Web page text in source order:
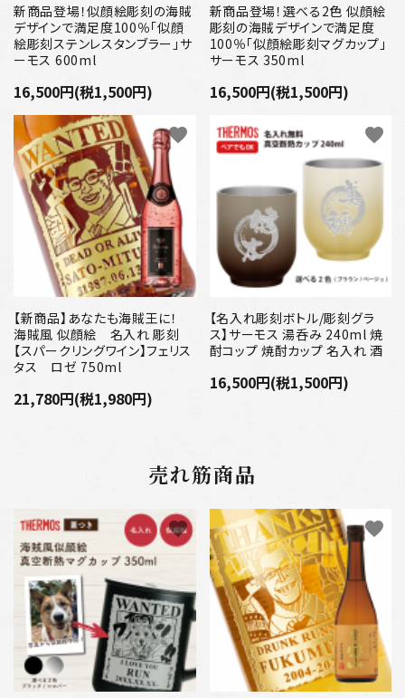
新商品登場！似顔絵彫刻の海賊
デザインで満足度100％「似顔
絵彫刻ステンレスタンブラー」サ
ーモス 600ml
16,500円(税1,500円)
新商品登場！選べる2色 似顔絵
彫刻の海賊デザインで満足度
100％「似顔絵彫刻マグカップ」
サーモス 350ml
16,500円(税1,500円)
【新商品】あなたも海賊王に！
海賊風 似顔絵 名入れ 彫刻
【スパークリングワイン】フェリス
タス ロゼ 750ml
21,780円(税1,980円)
favorite
【名入れ彫刻ボトル/彫刻グラ
ス】サーモス 湯呑み 240ml 焼
酎コップ 焼酎カップ 名入れ 酒
16,500円(税1,500円)
favorite
売れ筋商品
favorite favorite